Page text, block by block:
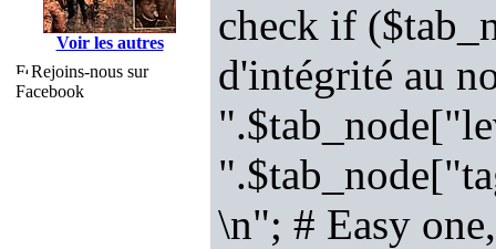
Voir les autres
Rejoins-nous sur
Facebook
check if
d'intégrité au
\n"; # Easy